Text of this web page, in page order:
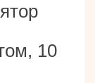
10